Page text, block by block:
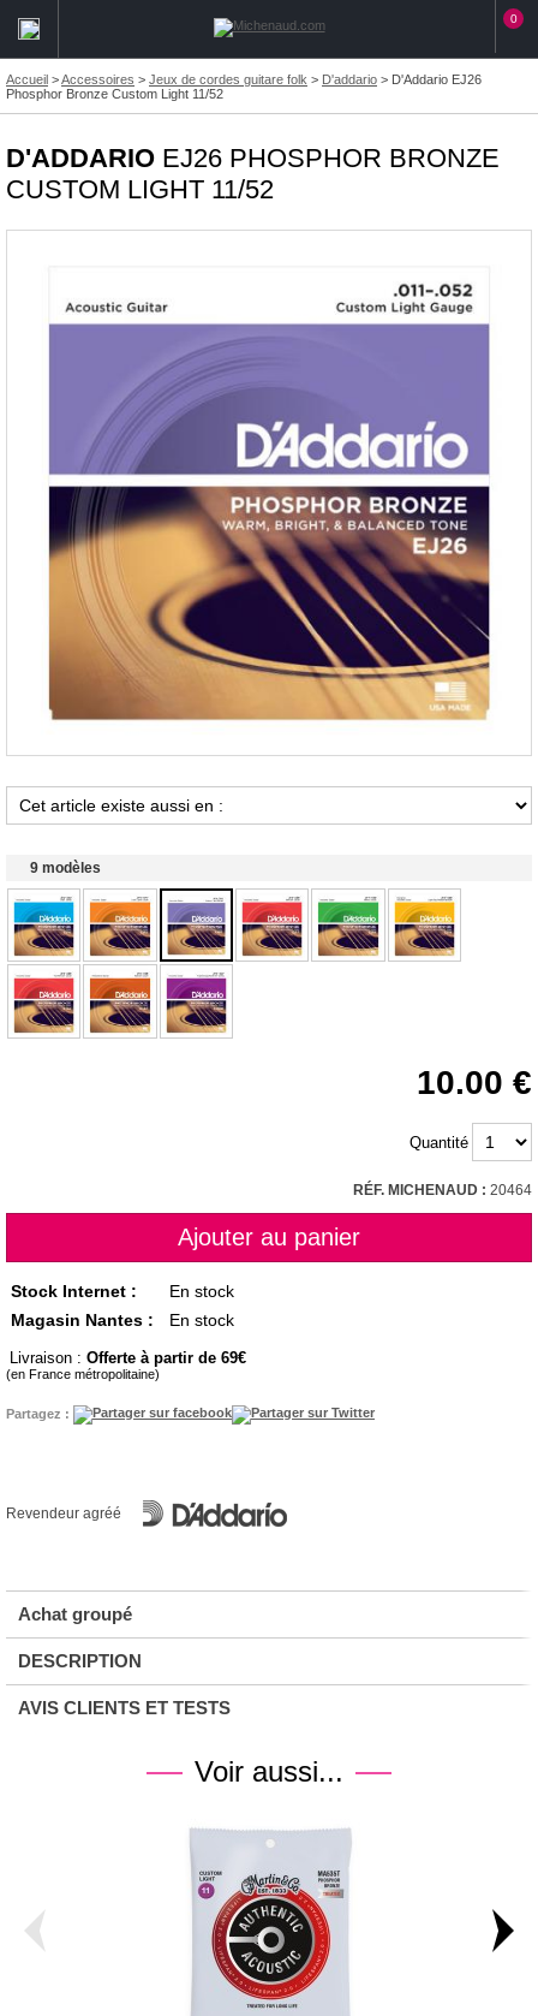
0
Accueil >Accessoires > Jeux de cordes guitare folk > D'addario > D'Addario EJ26
Phosphor Bronze Custom Light 11/52
D'ADDARIO EJ26 PHOSPHOR BRONZE
CUSTOM LIGHT 11/52
9 modèles
10.00
Quantité
RÉF. MICHENAUD : 20464
Stock Internet :
En stock
Magasin Nantes :
En stock
Livraison : Offerte à partir de 69
(en France métropolitaine)
Partagez :
Revendeur agréé
Achat groupé
DESCRIPTION
AVIS CLIENTS ET TESTS
Voir aussi...